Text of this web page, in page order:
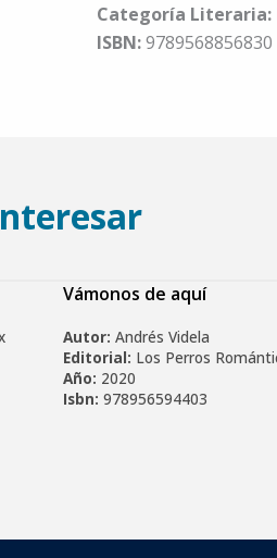
Categoría Literaria:
ISBN:9789568856830
Vámonos de aquí
Autor: Andrés Videla
Editorial: Los Perros
Año: 2020
Isbn: 978956594403